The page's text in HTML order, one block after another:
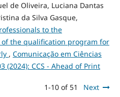
de Oliveira, Luciana Dantas
da Silva Gasque,
to the
the qualification program for
, Comunicação em Ciências
(2024): CCS - Ahead of Print
1-10 of 51 Next